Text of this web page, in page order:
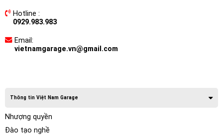
Hotline :
0929.983.983
Email:
vietnamgarage.vn@gmail.com
Thông tin Việt Nam Garage
Nhượng quyền
Đào tạo nghề